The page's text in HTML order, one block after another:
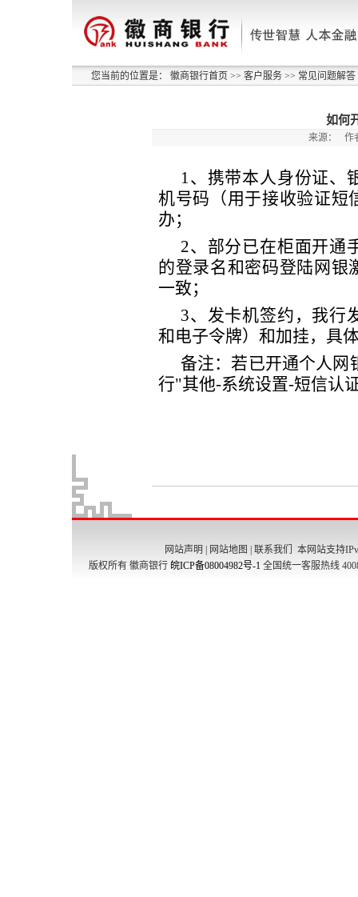
您当前的位置是： 徽商银行首页 >> 客户服务 >> 常见问题解答
如何
来源： 作
网站声明 网站地图 联系我们
本网站支持
版权所有 徽商银行 皖ICP备08004982号-1 全国统一客服热线